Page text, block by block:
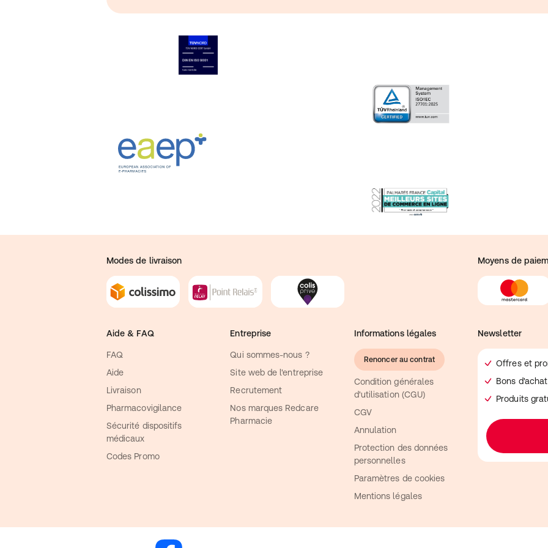
Modes de livraison Moyens de
Aide & FAQ
FAQ
Aide
Livraison
Pharmacovigilance
Sécurité dispositifs
médicaux
Codes Promo
Entreprise
Qui sommes-nous ?
Site web de l'entreprise
Recrutement
Nos marques Redcare
Pharmacie
Informations légales
Renoncer au contrat
Condition générales
d'utilisation (CGU)
CGV
Annulation
Protection des données
personnelles
Paramètres de cookies
Mentions légales
Newsletter
Offres et
Bons
Produits